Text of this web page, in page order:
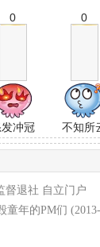
0
冲冠
0
不知所
督退社 自立门户
童年的PM们 (2013-